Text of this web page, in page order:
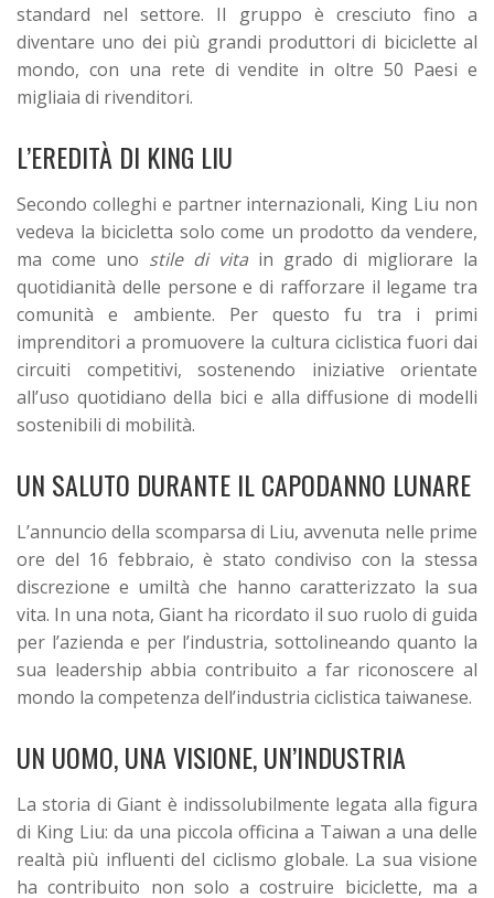
standard nel settore. Il gruppo è cresciuto fino a
diventare uno dei più grandi produttori di biciclette al
mondo, con una rete di vendite in oltre 50 Paesi e
migliaia di rivenditori.
L’EREDITÀ DI KING LIU
Secondo colleghi e partner internazionali, King Liu non
vedeva la bicicletta solo come un prodotto da vendere,
ma come uno stile di vita in grado di migliorare la
quotidianità delle persone e di rafforzare il legame tra
comunità e ambiente. Per questo fu tra i primi
imprenditori a promuovere la cultura ciclistica fuori dai
circuiti competitivi, sostenendo iniziative orientate
all’uso quotidiano della bici e alla diffusione di modelli
sostenibili di mobilità.
UN SALUTO DURANTE IL CAPODANNO LUNARE
L’annuncio della scomparsa di Liu, avvenuta nelle prime
ore del 16 febbraio, è stato condiviso con la stessa
discrezione e umiltà che hanno caratterizzato la sua
vita. In una nota, Giant ha ricordato il suo ruolo di guida
per l’azienda e per l’industria, sottolineando quanto la
sua leadership abbia contribuito a far riconoscere al
mondo la competenza dell’industria ciclistica taiwanese.
UN UOMO, UNA VISIONE, UN’INDUSTRIA
La storia di Giant è indissolubilmente legata alla figura
di King Liu: da una piccola officina a Taiwan a una delle
realtà più influenti del ciclismo globale. La sua visione
ha contribuito non solo a costruire biciclette, ma a